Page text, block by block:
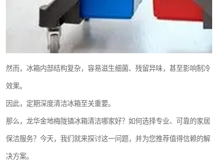
然而，冰箱内部结构复杂，容易滋生细菌、残留异味，甚至影响制冷
效果。
因此，定期深度清洁冰箱至关重要。
那么，龙华金地梅陇镇冰箱清洁哪家好？如何选择专业、可靠的家居
保洁服务？今天，我们就来探讨这一问题，并为您推荐值得信赖的解
决方案。